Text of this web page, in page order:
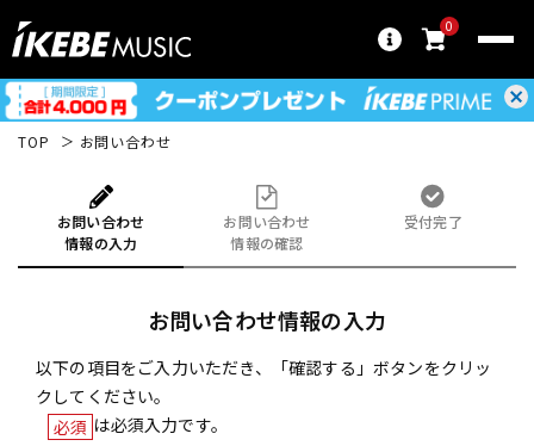
0
TOP お問い合わせ
お問い合わせ
情報の入力
お問い合わせ
情報の確認
受付完了
お問い合わせ情報の入力
以下の項目をご入力いただき、「確認する」ボタンをクリッ
クしてください。
必須 は必須入力です。